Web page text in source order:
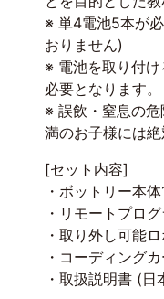
※ 単4電池5本が
おりません)
※ 電池を取り付
必要となります。
※ 誤飲・窒息の
満のお子様には絶
[セット内容]
・ボットリー本
・リモートプロ
・取り外し可能
・コーディング
・取扱説明書 (